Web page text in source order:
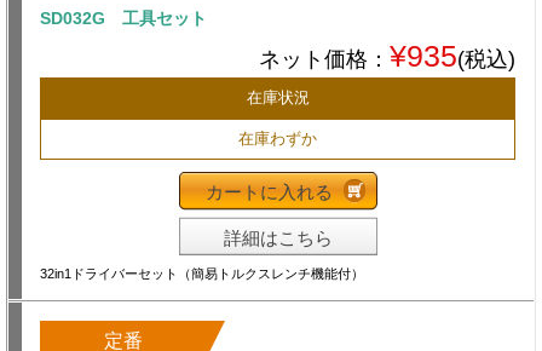
SD032G 工具セット
ネット価格： ¥935(税込)
在庫状況
在庫わずか
カートに入れる
詳細はこちら
32in1ドライバーセット（簡易トルクスレンチ機能付）
定番